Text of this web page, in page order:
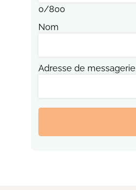
0/800
Nom
Adresse de messagerie